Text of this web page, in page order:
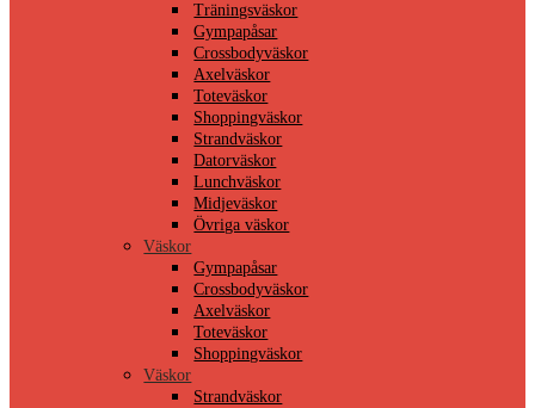
Träningsväskor
Gympapåsar
Crossbodyväskor
Axelväskor
Toteväskor
Shoppingväskor
Strandväskor
Datorväskor
Lunchväskor
Midjeväskor
Övriga väskor
Väskor
Gympapåsar
Crossbodyväskor
Axelväskor
Toteväskor
Shoppingväskor
Väskor
Strandväskor